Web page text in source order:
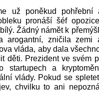
už poněkud pohřební
pronáší šéf
Žádný námět k
arogantní, zničila
vláda, aby dala
děti. Prezident ve svém
startupech a
vlády. Pokud se
chvilku to ani